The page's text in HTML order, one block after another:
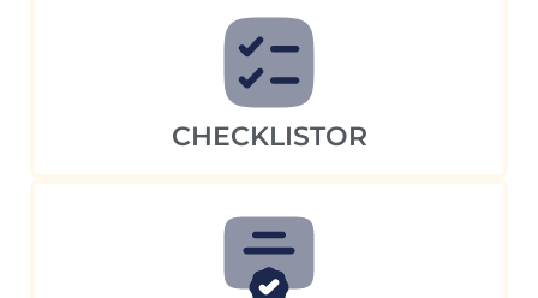
CHECKLISTOR